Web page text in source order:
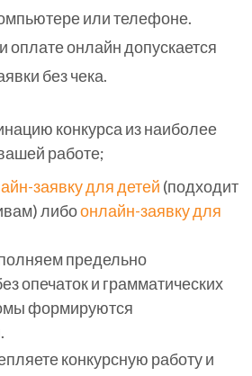
или телефоне.
оплате онлайн допускается
без чека.
конкурса из наиболее
работе;
заявку для детей (подходит
либоонлайн-заявку для
предельно
опечаток и грамматических
формируются
конкурсную работу и